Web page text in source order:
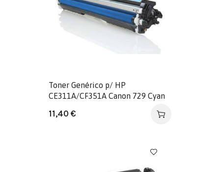
Toner Genérico p/ HP
CE311A/CF351A Canon 729 Cyan
11,40 €